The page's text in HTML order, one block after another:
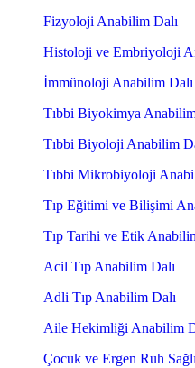
Fizyoloji Anabilim Dalı
Histoloji ve Embriyoloji
İmmünoloji Anabilim Dalı
Tıbbi Biyokimya
Tıbbi Biyoloji Anabilim
Tıbbi Mikrobiyoloji
Tıp Eğitimi ve Bilişimi
Tıp Tarihi ve Etik
Acil Tıp Anabilim Dalı
Adli Tıp Anabilim Dalı
Aile Hekimliği Anabilim
Çocuk ve Ergen Ruh